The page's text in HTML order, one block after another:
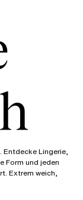
Entdecke Lingerie,
Form und jeden
Extrem weich,